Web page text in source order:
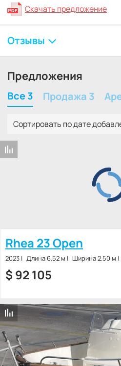
Скачать предложение
Отзывы
Предложения
Все 3 Продажа 3
Сортировать по дате
Rhea 23 Open
2023 Длина 6.52 м Ширина 2.50 м
$ 92 105